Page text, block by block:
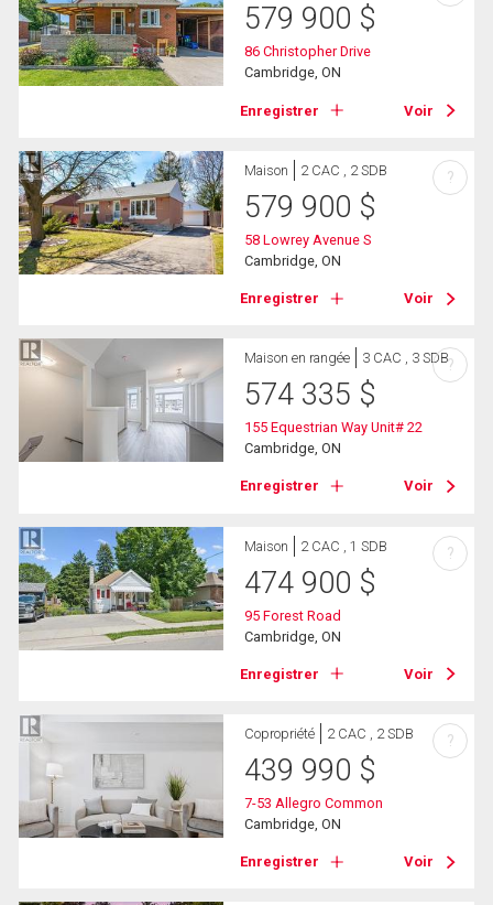
579 900 $
86 Christopher Drive
Cambridge, ON
Enregistrer Voir
Maison 2 CAC , 2 SDB
579 900 $
58 Lowrey Avenue S
Cambridge, ON
Enregistrer Voir
?
Maison en rangée 3 CAC , 3 SDB
574 335 $
155 Equestrian Way Unit# 22
Cambridge, ON
Enregistrer Voir
?
Maison 2 CAC , 1 SDB
474 900 $
95 Forest Road
Cambridge, ON
Enregistrer Voir
?
Copropriété 2 CAC , 2 SDB
439 990 $
7-53 Allegro Common
Cambridge, ON
Enregistrer Voir
?